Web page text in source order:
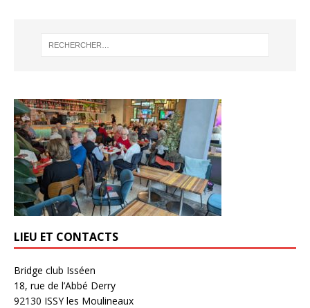
LIEU ET CONTACTS
Bridge club Isséen
18, rue de l’Abbé Derry
92130 ISSY les Moulineaux